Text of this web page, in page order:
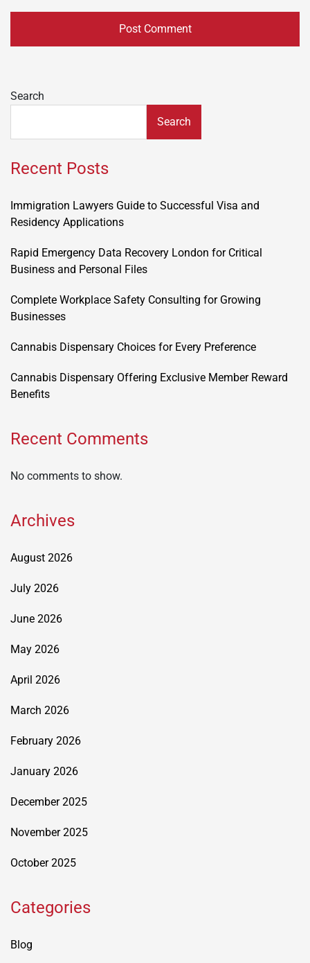
Search
Search
Recent Posts
Immigration Lawyers Guide to Successful Visa and
Residency Applications
Rapid Emergency Data Recovery London for Critical
Business and Personal Files
Complete Workplace Safety Consulting for Growing
Businesses
Cannabis Dispensary Choices for Every Preference
Cannabis Dispensary Offering Exclusive Member Reward
Benefits
Recent Comments
No comments to show.
Archives
August 2026
July 2026
June 2026
May 2026
April 2026
March 2026
February 2026
January 2026
December 2025
November 2025
October 2025
Categories
Blog